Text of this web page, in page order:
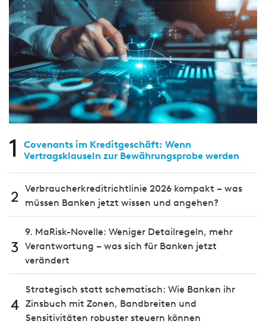
1
Covenants im Kreditgeschäft: Wenn
Vertragsklauseln zur Bewährungsprobe werden
2 Verbraucherkreditrichtlinie 2026 kompakt – was
müssen Banken jetzt wissen und angehen?
3
9. MaRisk-Novelle: Weniger Detailregeln, mehr
Verantwortung – was sich für Banken jetzt
verändert
4
Strategisch statt schematisch: Wie Banken ihr
Zinsbuch mit Zonen, Bandbreiten und
Sensitivitäten robuster steuern können